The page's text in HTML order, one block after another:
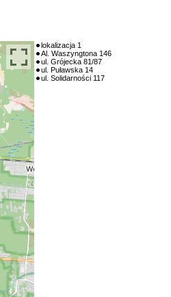
lokalizacja 1
Al. Waszyngtona 146
ul. Grójecka 81/87
ul. Puławska 14
ul. Solidarności 117